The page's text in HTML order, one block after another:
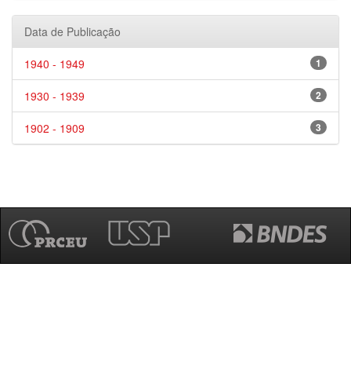
Data de Publicação
1
1940 - 1949
2
1930 - 1939
3
1902 - 1909